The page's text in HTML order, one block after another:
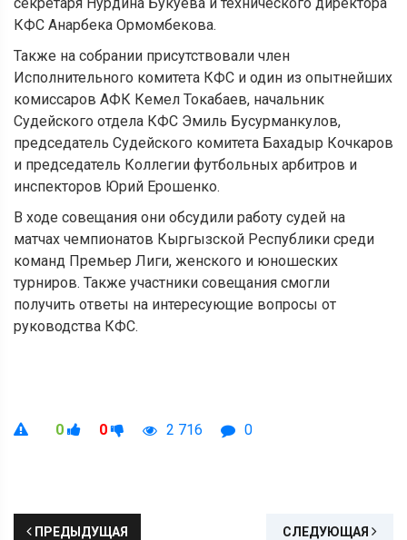
КФС Анарбека Ормомбекова.
Также на собрании присутствовали член
Исполнительного комитета КФС и один из опытнейших
комиссаров АФК Кемел Токабаев, начальник
Судейского отдела КФС Эмиль Бусурманкулов,
председатель Судейского комитета Бахадыр Кочкаров
и председатель Коллегии футбольных арбитров и
инспекторов Юрий Ерошенко.
В ходе совещания они обсудили работу судей на
матчах чемпионатов Кыргызской Республики среди
команд Премьер Лиги, женского и юношеских
турниров. Также участники совещания смогли
получить ответы на интересующие вопросы от
руководства КФС.
0 0 2 716 0
ПРЕДЫДУЩАЯ СЛЕДУЮЩАЯ